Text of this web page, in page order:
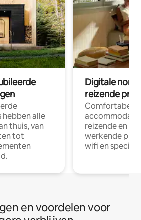
alle
thuis, van
tot
Digitale
reizende
Comfortabele
reizende en
werkende
wifi en
en voordelen voor